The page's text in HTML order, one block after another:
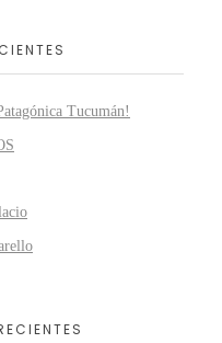
Tucumán!